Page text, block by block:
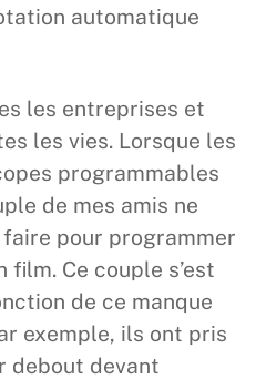
automatique
les entreprises et
les vies. Lorsque les
programmables
de mes amis ne
pour programmer
film. Ce couple s’est
de ce manque
exemple, ils ont pris
debout devant